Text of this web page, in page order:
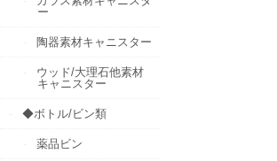
ー
陶器素材キャニスター
ウッド/大理石他素材
キャニスター
◆ボトル/ビン類
薬品ビン